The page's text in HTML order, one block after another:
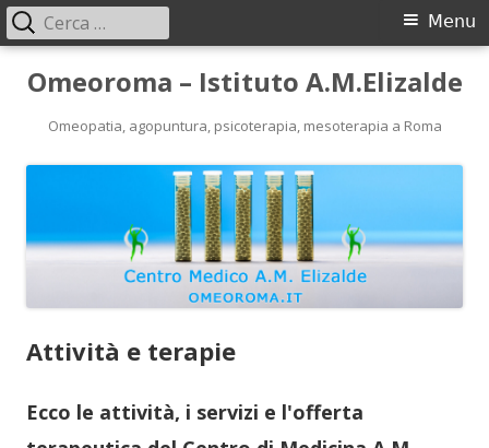
contenuto
Omeoroma – Istituto A.M.Elizalde
Omeopatia, agopuntura, psicoterapia, mesoterapia a Roma
Menu
principale
Menu
Ricerca
per:
Attività e terapie
Ecco le attività, i servizi e l'offerta